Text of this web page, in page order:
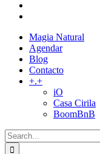
Magia Natural
Agendar
Blog
Contacto
+.+
iO
Casa Cirila
BoomBnB
Search
for: